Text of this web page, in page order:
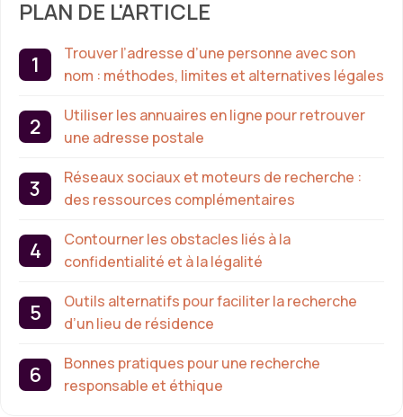
PLAN DE L'ARTICLE
Trouver l’adresse d’une personne avec son
nom : méthodes, limites et alternatives légales
Utiliser les annuaires en ligne pour retrouver
une adresse postale
Réseaux sociaux et moteurs de recherche :
des ressources complémentaires
Contourner les obstacles liés à la
confidentialité et à la légalité
Outils alternatifs pour faciliter la recherche
d’un lieu de résidence
Bonnes pratiques pour une recherche
responsable et éthique